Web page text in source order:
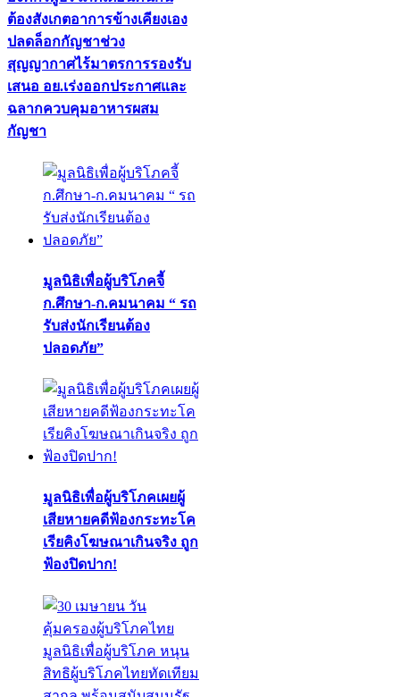
ต้องสังเกตอาการข้างเคียงเอง
ปลดล็อกกัญชาช่วง
สุญญากาศไร้มาตรการรองรับ
เสนอ อย.เร่งออกประกาศและ
ฉลากควบคุมอาหารผสม
กัญชา
มูลนิธิเพื่อผู้บริโภคจี้
ก.ศึกษา-ก.คมนาคม “ รถ
รับส่งนักเรียนต้อง
ปลอดภัย”
มูลนิธิเพื่อผู้บริโภคเผยผู้
เสียหายคดีฟ้องกระทะโค
เรียคิงโฆษณาเกินจริง ถูก
ฟ้องปิดปาก!